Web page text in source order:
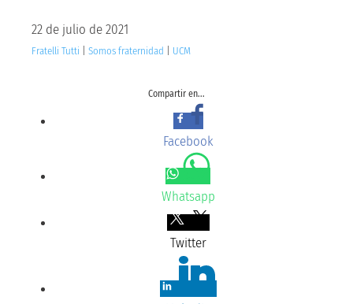
22 de julio de 2021
Fratelli Tutti Somos fraternidad UCM
Compartir en...
Facebook
Whatsapp
Twitter